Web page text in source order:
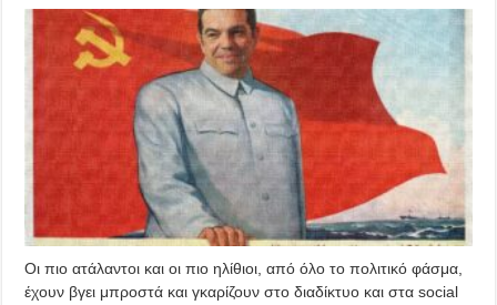
Οι πιο ατάλαντοι και οι πιο ηλίθιοι, από όλο το πολιτικό φάσμα,
έχουν βγει μπροστά και γκαρίζουν στο διαδίκτυο και στα social